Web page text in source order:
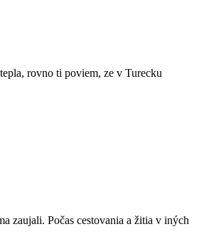
rovno ti poviem, ze v Turecku
zaujali. Počas cestovania a žitia v iných